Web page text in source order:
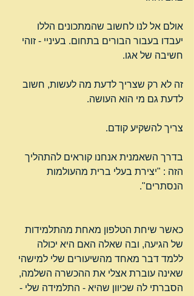
אולם אל לנו לחשוב שהמתכונים הללו
יעבדו בעבור הבורים בתחום. בעיניי - זוהי
חשיבה של אגו.
זה לא רק שצריך לדעת מה לעשות, חשוב
לדעת גם מי הוא העושה.
צריך להשקיע קודם.
בדרך השאמנית אנחנו קוראים להתהליך
הזה : "יצירת בעלי ברית מהעולמות
הנסתרים".
כאשר שיחת הטלפון מאחת מהתלמידות
של הגיעה, ובה שאלה האם היא יכולה
ללמד דבר מאחד מהשיעורים שלי למישהי
שאינה עוברת אצלי את ההכשרה השלמה,
הסברתי לה שכיוון שהיא - התלמידה שלי -